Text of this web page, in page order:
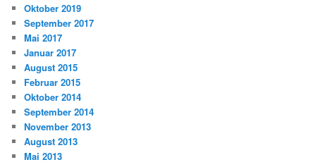
Oktober 2019
September 2017
Mai 2017
Januar 2017
August 2015
Februar 2015
Oktober 2014
September 2014
November 2013
August 2013
Mai 2013